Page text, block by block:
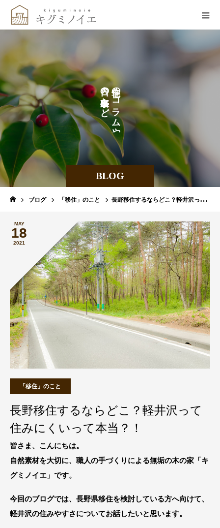
BLOG
の
コ
ラ
ム
や
の
な
ど
を
ブログ 「移住」のこと 長野移住するならどこ？軽井沢って住みにくいって本当？！
MAY
18
2021
「移住」のこと
長野移住するならどこ？軽井沢って
住みにくいって本当？！
皆さま、こんにちは。
自然素材を大切に、職人の手づくりによる無垢の木の家「キ
グミノイエ」です。
今回のブログでは、長野県移住を検討している方へ向けて、
軽井沢の住みやすさについてお話したいと思います。